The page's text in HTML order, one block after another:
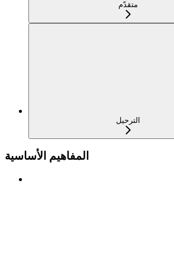
متقدّم
الترحيل
المفاهيم الأساسية